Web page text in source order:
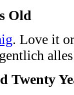
Old
. Love it
Twenty